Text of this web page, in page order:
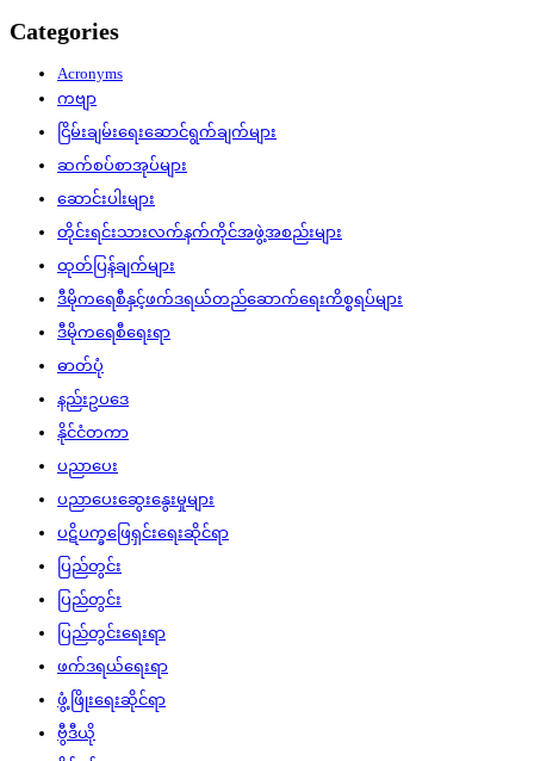
Categories
Acronyms
ကဗျာ
ငြိမ်းချမ်းရေးဆောင်ရွက်ချက်များ
ဆက်စပ်စာအုပ်များ
ဆောင်းပါးများ
တိုင်းရင်းသားလက်နက်ကိုင်အဖွဲ့အစည်းများ
ထုတ်ပြန်ချက်များ
ဒီမိုကရေစီနှင့်ဖက်ဒရယ်တည်ဆောက်‌ရေးကိစ္စရပ်များ
ဒီမိုကရေစီရေးရာ
ဓာတ်ပုံ
နည်းဥပဒေ
နိုင်ငံတကာ
ပညာပေး
ပညာပေးဆွေးနွေးမှုများ
ပဋိပက္ခဖြေရှင်းရေးဆိုင်ရာ
ပြည်တွင်း
ပြည်တွင်း
ပြည်တွင်းရေးရာ
ဖက်ဒရယ်ရေးရာ
ဖွံ့ဖြိုးရေးဆိုင်ရာ
ဗွီဒီယို